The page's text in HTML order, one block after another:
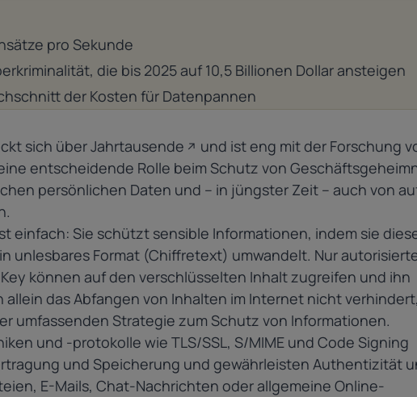
pro Sekunde
die bis 2025 auf 10,5 Billionen Dollar ansteigen
der Kosten für Datenpannen
sich über Jahrtausende
und ist eng mit der Forschung
entscheidende Rolle beim Schutz von
persönlichen Daten und – in jüngster Zeit – auch von
einfach: Sie schützt sensible Informationen, indem sie
unlesbares Format (Chiffretext) umwandelt. Nur
können auf den verschlüsselten Inhalt zugreifen und ihn
das Abfangen von Inhalten im Internet nicht
umfassenden Strategie zum Schutz von Informationen.
und -protokolle wie TLS/SSL, S/MIME und Code Signing
und Speicherung und gewährleisten Authentizität
E-Mails, Chat-Nachrichten oder allgemeine Online-